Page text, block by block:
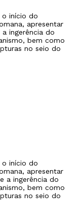
o início do
apresentar
ingerência do
bem como
no seio do
o início do
apresentar
a ingerência do
bem como
no seio do